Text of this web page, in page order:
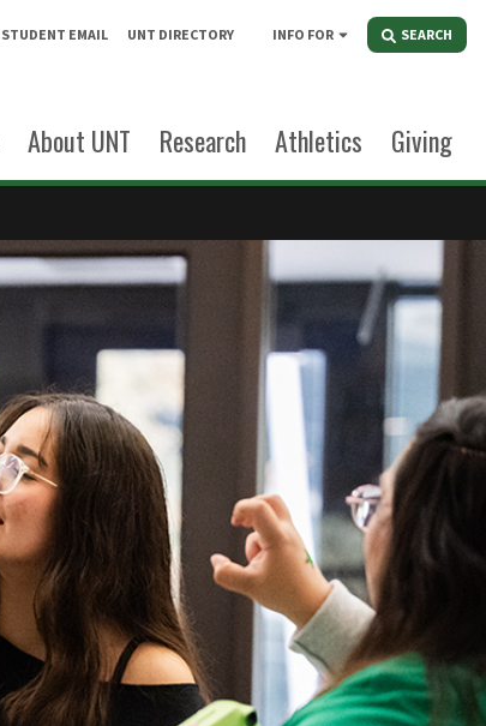
STUDENT EMAIL UNT DIRECTORY INFO FOR SEARCH
About UNT Research Athletics Giving